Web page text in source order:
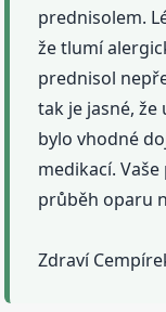
prednisolem.
že tlumí
prednisol
tak je jasné,
bylo vhodné
medikací.
průběh oparu
Zdraví